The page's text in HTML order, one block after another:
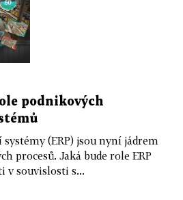
podnikových
(ERP) jsou nyní jádrem
procesů. Jaká bude role ERP
v souvislosti s...